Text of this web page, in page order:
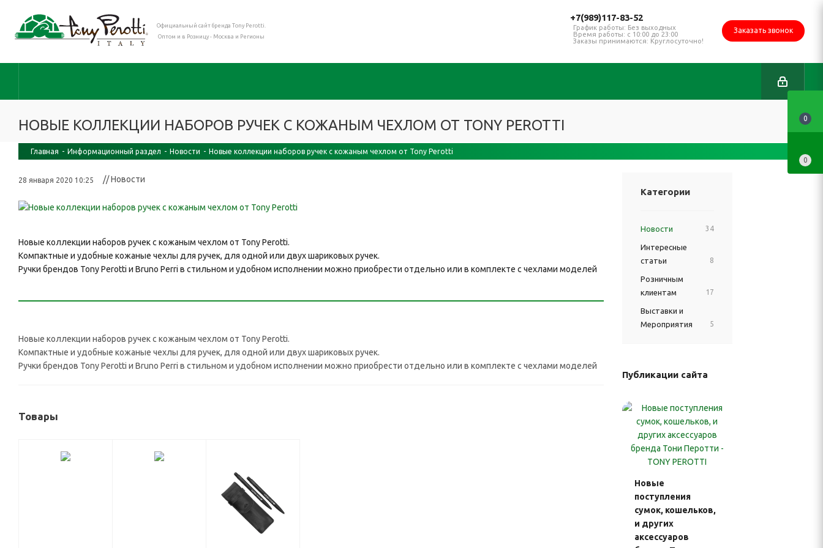
Официальный сайт бренда Tony Perotti.
Оптом и в Розницу - Москва и Регионы
+7(989)117-83-52
График работы: Без выходных
Время работы: с 10:00 до 23:00
Заказы принимаются: Круглосуточно!
Заказать звонок
НОВЫЕ КОЛЛЕКЦИИ НАБОРОВ РУЧЕК С КОЖАНЫМ ЧЕХЛОМ ОТ TONY PEROTTI
Главная - Информационный раздел - Новости - Новые коллекции наборов ручек с кожаным чехлом от Tony Perotti
28 января 2020 10:25 // Новости
Новые коллекции наборов ручек с кожаным чехлом от Tony Perotti.
Компактные и удобные кожаные чехлы для ручек, для одной или двух шариковых ручек.
Ручки брендов Tony Perotti и Bruno Perri в стильном и удобном исполнении можно приобрести отдельно или в комплекте с чехлами моделей
Новые коллекции наборов ручек с кожаным чехлом от Tony Perotti.
Компактные и удобные кожаные чехлы для ручек, для одной или двух шариковых ручек.
Ручки брендов Tony Perotti и Bruno Perri в стильном и удобном исполнении можно приобрести отдельно или в комплекте с чехлами моделей
Товары
Категории
Новости 34
Интересные
статьи
8
Розничным
клиентам
17
Выставки и
Мероприятия
5
Публикации сайта
Новые
поступления
сумок, кошельков,
и других
аксессуаров
0
0